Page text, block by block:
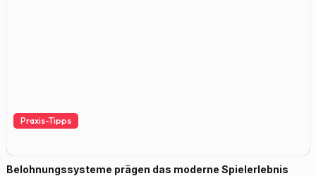
Praxis-Tipps
Belohnungssysteme prägen das moderne Spielerlebnis